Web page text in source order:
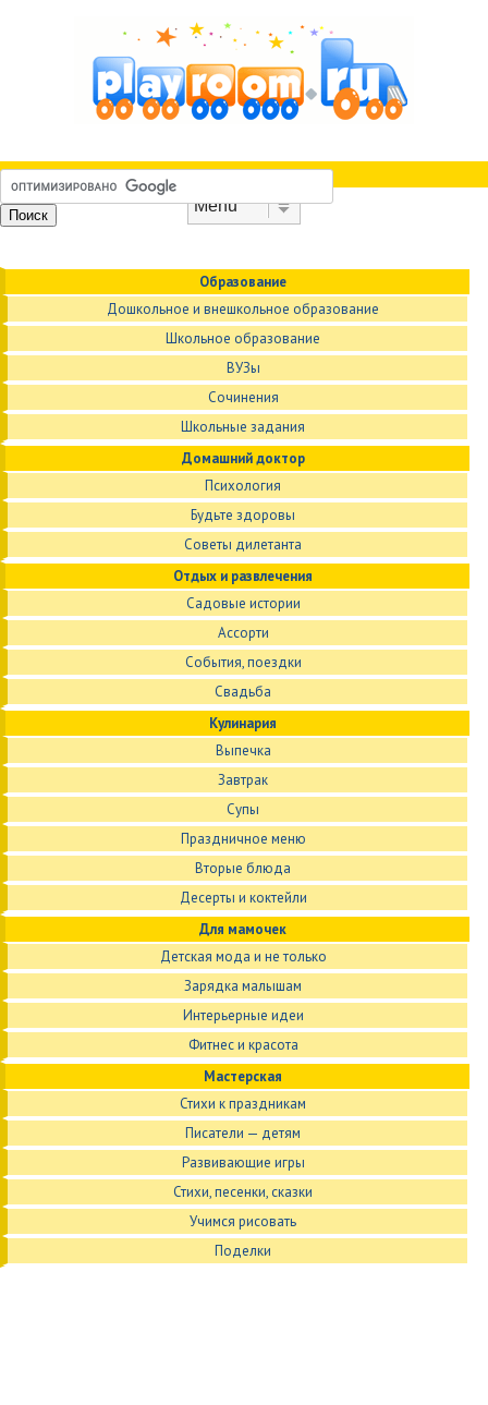
Образование
Дошкольное и внешкольное образование
Школьное образование
ВУЗы
Сочинения
Школьные задания
Домашний доктор
Психология
Будьте здоровы
Советы дилетанта
Отдых и развлечения
Садовые истории
Ассорти
События, поездки
Свадьба
Кулинария
Выпечка
Завтрак
Супы
Праздничное меню
Вторые блюда
Десерты и коктейли
Для мамочек
Детская мода и не только
Зарядка малышам
Интерьерные идеи
Фитнес и красота
Мастерская
Стихи к праздникам
Писатели — детям
Развивающие игры
Стихи, песенки, сказки
Учимся рисовать
Поделки